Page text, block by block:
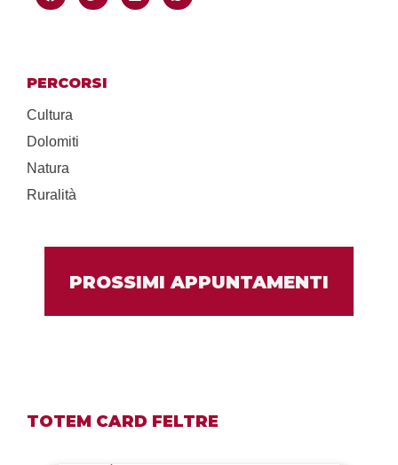
PERCORSI
Cultura
Dolomiti
Natura
Ruralità
PROSSIMI APPUNTAMENTI
TOTEM CARD FELTRE